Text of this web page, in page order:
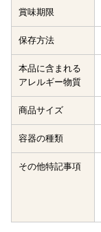
賞味期限
保存方法
本品に含まれる
アレルギー物質
商品サイズ
容器の種類
その他特記事項